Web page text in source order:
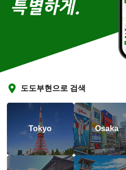
도도부현으로 검색
Tokyo Osaka